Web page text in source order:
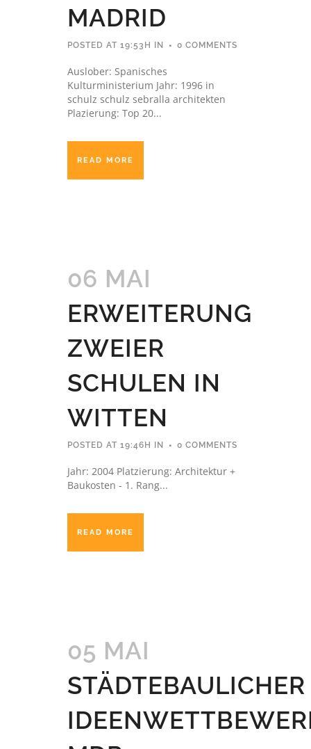
MADRID
POSTED AT 19:53H IN 0 COMMENTS
Auslober: Spanisches
Kulturministerium Jahr: 1996 in
schulz schulz sebralla architekten
Plazierung: Top 20...
READ MORE
06 MAI
ERWEITERUNG
ZWEIER
SCHULEN IN
WITTEN
POSTED AT 19:46H IN 0 COMMENTS
Jahr: 2004 Platzierung: Architektur +
Baukosten - 1. Rang...
READ MORE
05 MAI
STÄDTEBAULICHER